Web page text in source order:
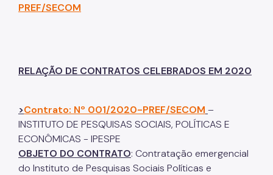
PREF/SECOM
RELAÇÃO DE CONTRATOS CELEBRADOS EM 2020
>Contrato: Nº 001/2020-PREF/SECOM –
INSTITUTO DE PESQUISAS SOCIAIS, POLÍTICAS E
ECONÔMICAS - IPESPE
OBJETO DO CONTRATO: Contratação emergencial
do Instituto de Pesquisas Sociais Políticas e